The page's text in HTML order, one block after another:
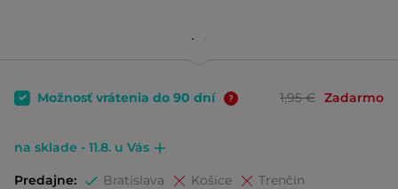
Možnosť vrátenia do 90 dní 1,95 € Zadarmo
na sklade - 11.8. u Vás
Predajne: Bratislava Košice Trenčín